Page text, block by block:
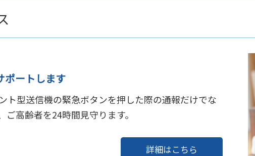
ポートします
ト型送信機の緊急ボタンを押した際の通報だけでな
高齢者を24時間見守ります。
詳細はこちら